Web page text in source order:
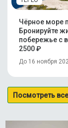
Чёрное море
Бронируйте
побережье с
2500 ₽
До 16 ноября
Посмотреть